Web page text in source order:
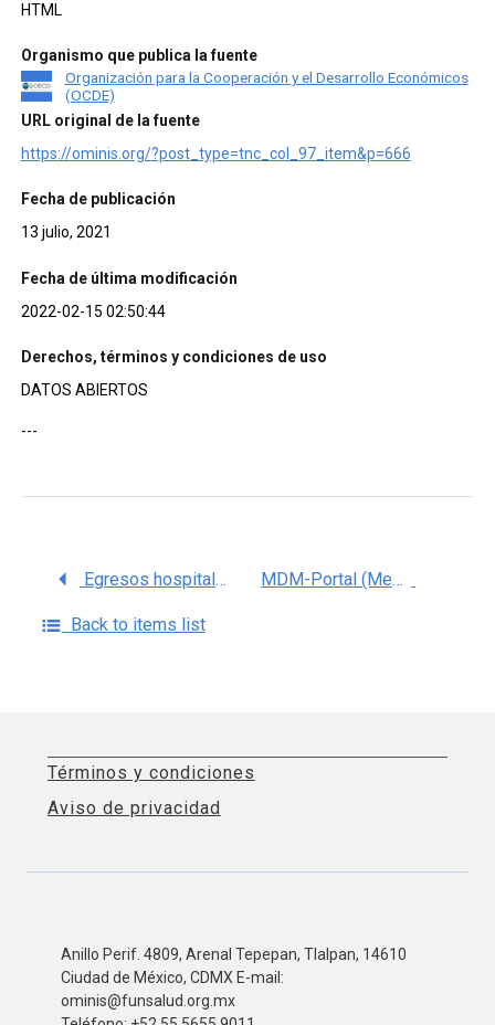
HTML
Organismo que publica la fuente
Organización para la Cooperación y el Desarrollo Económicos
(OCDE)
URL original de la fuente
https://ominis.org/?post_type=tnc_col_97_item&p=666
Fecha de publicación
13 julio, 2021
Fecha de última modificación
2022-02-15 02:50:44
Derechos, términos y condiciones de uso
DATOS ABIERTOS
---
Egresos hospitalarios de Instituto Nacional de Perinatología (INPER ) MDM-Portal (Medical Data Models) es un registro de metadatos para crear, analizar, compartir y reutilizar formularios médicos.
Back to items list
Términos y condiciones
Aviso de privacidad
Anillo Perif. 4809, Arenal Tepepan, Tlalpan, 14610
Ciudad de México, CDMX E-mail:
ominis@funsalud.org.mx